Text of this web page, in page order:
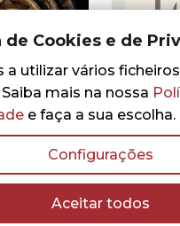
Rosa –
- 30%
Umberto Eco
de Cookies e de
a utilizar vários
mais na nossa
e faça a sua escolha.
Configurações
Aceitar todos